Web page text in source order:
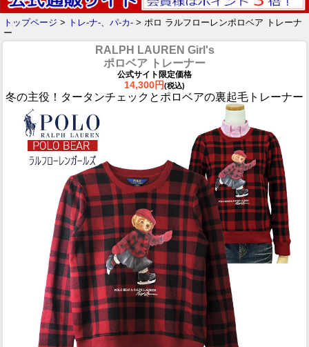
トップページ > トレ-ナ-、パ-カ- > ポロ ラルフローレンポロベア トレーナ
ー
RALPH LAUREN Girl's
ポロベア トレーナー
公式サイト限定価格
14,300円(税込)
冬の主役！タータンチェックとポロベアの裏起毛トレーナー